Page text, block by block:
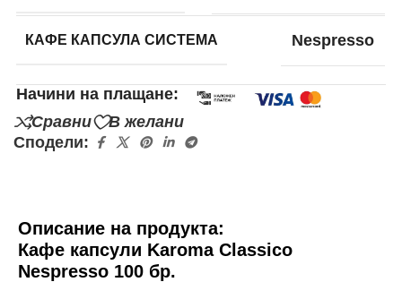
КАФЕ КАПСУЛА СИСТЕМА Nespresso
Начини на плащане:
Сравни
В желани
Сподели:
Описание на продукта:
Кафе капсули Karoma Classico
Nespresso 100 бр.